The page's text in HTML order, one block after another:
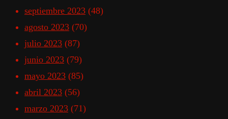
septiembre 2023 (48)
agosto 2023 (70)
julio 2023 (87)
junio 2023 (79)
mayo 2023 (85)
abril 2023 (56)
marzo 2023 (71)